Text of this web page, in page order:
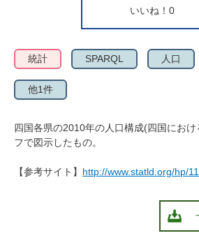
いいね！ 0
統計 SPARQL 人口
他1件
四国各県の2010年の人口構成(四国にお
フで図示したもの。
【参考サイト】 http://www.statld.org/hp/